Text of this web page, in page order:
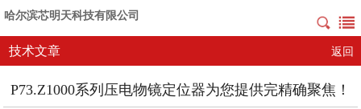
哈尔滨芯明天科技有限公司
技术文章 返回
P73.Z1000系列压电物镜定位器为您提供完精确聚焦！